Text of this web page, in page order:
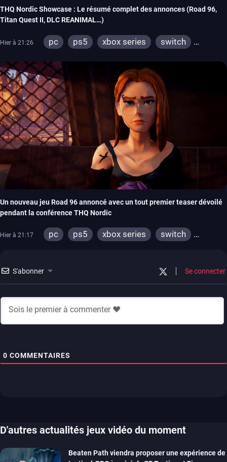
THQ Nordic Showcase : Le résumé complet des annonces (Road 96,
Titan Quest II, DLC REANIMAL…)
Hier à 21:26 pc ps5 xbox series
switch
Un nouveau jeu Road 96 annoncé avec un tout premier teaser dévoilé
pendant la conférence THQ Nordic
Hier à 21:17 pc ps5 xbox series
switch
S'abonner Se connecter
0 COMMENTAIRES
D'autres actualités jeux vidéo du moment
Beaten Path viendra proposer une expérience de